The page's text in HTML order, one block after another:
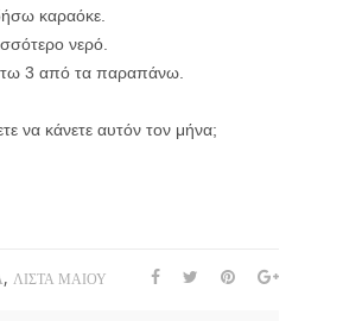
καραόκε.
νερό.
3 από τα παραπάνω.
να κάνετε αυτόν τον μήνα;
, ΛΙΣΤΑ ΜΑΙΟΥ